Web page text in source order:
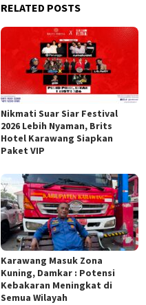
RELATED POSTS
Nikmati Suar Siar Festival
2026 Lebih Nyaman, Brits
Hotel Karawang Siapkan
Paket VIP
Karawang Masuk Zona
Kuning, Damkar : Potensi
Kebakaran Meningkat di
Semua Wilayah